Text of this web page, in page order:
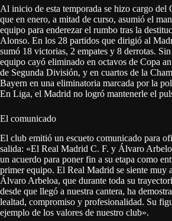
Al inicio de esta temporada se hizo cargo del
que en enero, a mitad de curso, asumió el
equipo para enderezar el rumbo tras la
Alonso. En los 28 partidos que dirigió al
sumó 18 victorias, 2 empates y 8 derrotas.
equipo cayó eliminado en octavos de Copa
de Segunda División, y en cuartos de la
Bayern en una eliminatoria marcada por la
En Liga, el Madrid no logró mantenerle el
El comunicado
El club emitió un escueto comunicado para
salida: «El Real Madrid C. F. y Álvaro
un acuerdo para poner fin a su etapa como
primer equipo. El Real Madrid se siente muy
Álvaro Arbeloa, que durante toda su
desde que llegó a nuestra cantera, ha
lealtad, compromiso y profesionalidad. Su
ejemplo de los valores de nuestro club».